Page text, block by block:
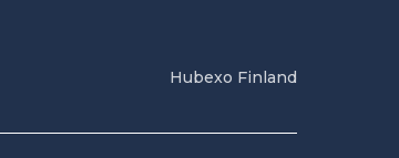
Hubexo Finland